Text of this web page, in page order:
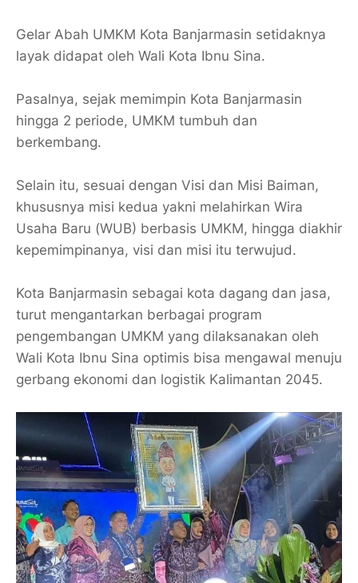
Gelar Abah UMKM Kota Banjarmasin setidaknya
layak didapat oleh Wali Kota Ibnu Sina.
Pasalnya, sejak memimpin Kota Banjarmasin
hingga 2 periode, UMKM tumbuh dan
berkembang.
Selain itu, sesuai dengan Visi dan Misi Baiman,
khususnya misi kedua yakni melahirkan Wira
Usaha Baru (WUB) berbasis UMKM, hingga diakhir
kepemimpinanya, visi dan misi itu terwujud.
Kota Banjarmasin sebagai kota dagang dan jasa,
turut mengantarkan berbagai program
pengembangan UMKM yang dilaksanakan oleh
Wali Kota Ibnu Sina optimis bisa mengawal menuju
gerbang ekonomi dan logistik Kalimantan 2045.